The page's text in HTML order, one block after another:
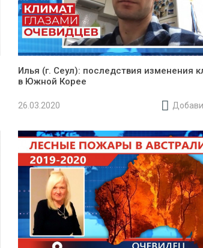
Илья (г. Сеул): последствия изменения
в Южной Корее
26.03.2020